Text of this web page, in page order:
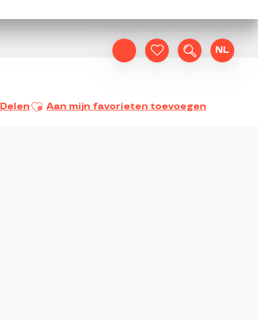
Zoek op
NL
Delen Ajouter aux favoris
Aan mijn favorieten toevoegen